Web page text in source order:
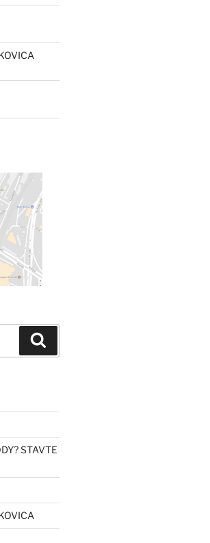
STAVTE